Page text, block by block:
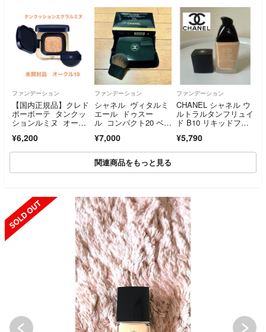
ファンデーション
【国内正規品】クレド
ポーボーテ タンクッ
ションルミヌ オーク
¥6,200
ファンデーション
シャネル ヴィタルミ
エール ドゥスー
ル コンパクト20 ベー
¥7,000
ファンデーション
CHANEL シャネル ウ
ルトラルタンフリュイ
ド B10 リキッドファ
¥5,790
関連商品をもっと見る
SOLD OUT